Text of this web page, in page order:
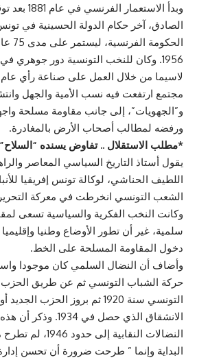
وبدأ
الصادق، آخر حكام الدولة الحسينية في
1956. وكان للنخب التونسية دور جوهري
لاسيما من خلال العمل على صناعة رأي
مجتمع ارتفعت فيه نسب الأمية والجهل
و”الجهويات”، إلى جانب مقاومة مسلحة
ورفضه لمطالب أصحاب الأرض بالمغادرة.
*مطلب الاستقلال .. تفاوض يسنده “السلاح”
يقول أستاذ التاريخ السياسي المعاصر
اللطيف الحناشي، لوكالة تونس إفريقيا
الشعب التونسي انخرطت في معركة
وكانت النخب الفكرية والسياسية تسعى
سلمية، غير أن تطور الأوضاع وطنيا
دخول المقاومة المسلحة على الخط.
وأضاف أن النضال السلمي كان موجودا
حركة الشباب التونسي ثم عن طريق الحزب
التونسي سنة 1920 ثم بروز الحزب
الانشقاق الذي حصل في
النضالات النقابية
البداية وإنما ” طرحت ضرورة أن تحسن إدارة